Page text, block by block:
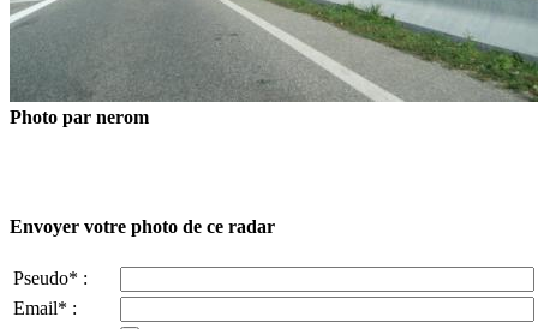
Photo par nerom
Envoyer votre photo de ce radar
Pseudo* :
Email* :